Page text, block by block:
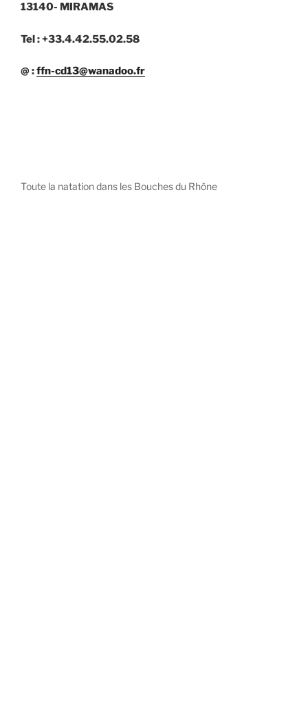
13140- MIRAMAS
Tel : +33.4.42.55.02.58
@ :ffn-cd13@wanadoo.fr
Toute la natation dans les Bouches du Rhône